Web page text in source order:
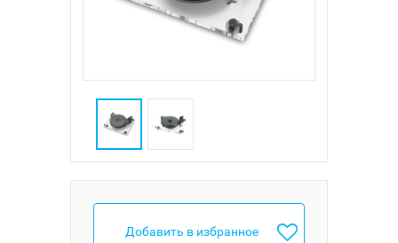
Добавить в избранное